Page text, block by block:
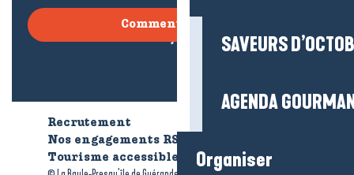
SAVEURS
AGENDA
Organiser
Comment venir ?
Recrutement
Nos engagements RSE
Tourisme accessible
Brochures